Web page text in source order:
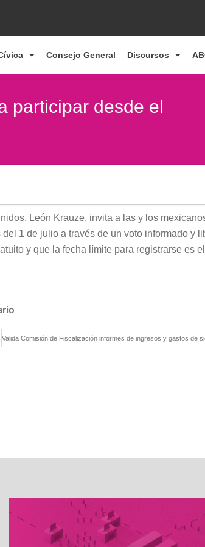
Consejo General Discursos
participar desde el
León Krauze, invita a las y los
1 de julio a través de un voto informado y
y que la fecha límite para registrarse es